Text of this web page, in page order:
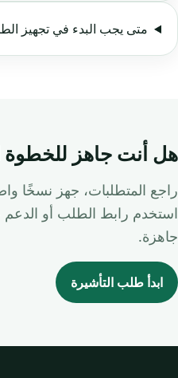
متى يجب البدء في تجهيز
هل أنت جاهز للخطوة
راجع المتطلبات، جهز نسخًا
استخدم رابط الطلب أو الدعم
جاهزة.
ابدأ طلب التأشيرة